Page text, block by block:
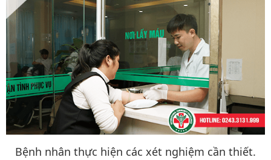
Bệnh nhân thực hiện các xét nghiệm cần thiết.